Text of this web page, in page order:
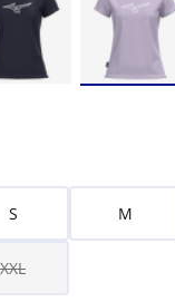
S M
XXL